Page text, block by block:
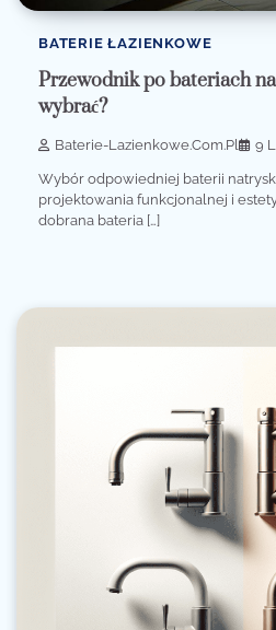
BATERIE ŁAZIENKOWE
Przewodnik po bateriach
wybrać?
Baterie-Lazienkowe.com.pl 9
Wybór odpowiedniej baterii
projektowania funkcjonalnej i
dobrana bateria […]